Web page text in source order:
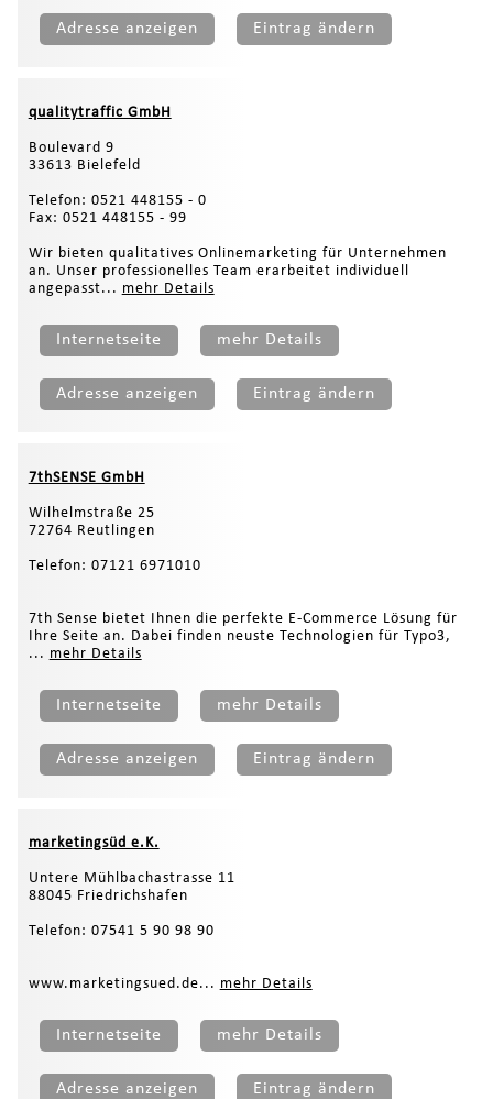
Adresse anzeigen Eintrag ändern
qualitytraffic GmbH
Boulevard 9
33613 Bielefeld
Telefon: 0521 448155 - 0
Fax: 0521 448155 - 99
Wir bieten qualitatives Onlinemarketing für Unternehmen
an. Unser professionelles Team erarbeitet individuell
angepasst... mehr Details
Internetseite mehr Details
Adresse anzeigen Eintrag ändern
7thSENSE GmbH
Wilhelmstraße 25
72764 Reutlingen
Telefon: 07121 6971010
7th Sense bietet Ihnen die perfekte E-Commerce Lösung für
Ihre Seite an. Dabei finden neuste Technologien für Typo3,
... mehr Details
Internetseite mehr Details
Adresse anzeigen Eintrag ändern
marketingsüd e.K.
Untere Mühlbachastrasse 11
88045 Friedrichshafen
Telefon: 07541 5 90 98 90
www.marketingsued.de... mehr Details
Internetseite mehr Details
Adresse anzeigen Eintrag ändern